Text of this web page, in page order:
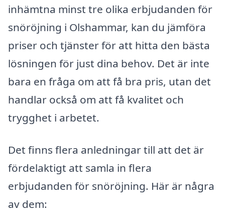
inhämtna minst tre olika erbjudanden för
snöröjning i Olshammar, kan du jämföra
priser och tjänster för att hitta den bästa
lösningen för just dina behov. Det är inte
bara en fråga om att få bra pris, utan det
handlar också om att få kvalitet och
trygghet i arbetet.
Det finns flera anledningar till att det är
fördelaktigt att samla in flera
erbjudanden för snöröjning. Här är några
av dem: